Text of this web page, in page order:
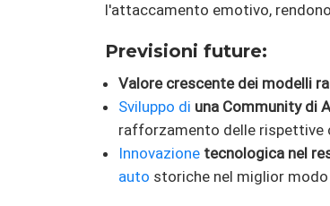
l'attaccamento emotivo,
Previsioni future:
Valore crescente dei modelli
Sviluppo di una Community di
rafforzamento delle rispettive
Innovazione tecnologica nel
auto storiche nel miglior